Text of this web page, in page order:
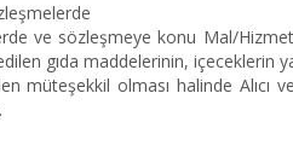
ve sözleşmeye konu Mal/
edilen gıda maddelerinin,
olması halinde Alıcı ve